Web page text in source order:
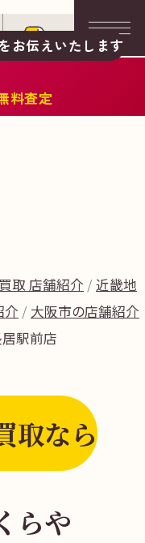
お伝えいたします
料査定
取 店舗紹介
近畿地
介
大阪市の店舗紹介
駅前店
取なら
らや